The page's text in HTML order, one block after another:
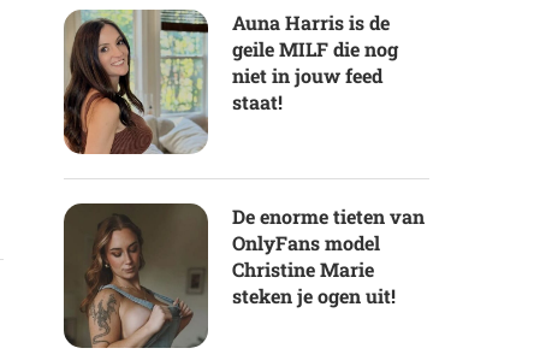
Auna Harris is de
geile MILF die nog
niet in jouw feed
staat!
De enorme tieten van
OnlyFans model
Christine Marie
steken je ogen uit!